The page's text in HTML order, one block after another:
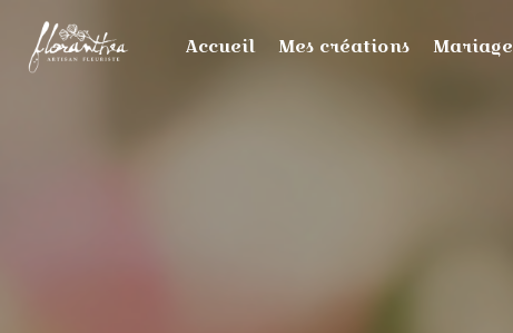
Accueil Mes créations Mariage